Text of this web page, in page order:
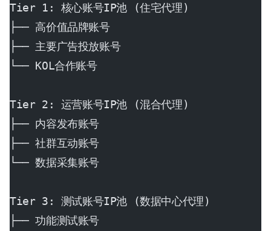
Tier 1: 核心账号IP池 (住宅代理)
├── 高价值品牌账号
├── 主要广告投放账号
└── KOL合作账号
Tier 2: 运营账号IP池 (混合代理)
├── 内容发布账号
├── 社群互动账号
└── 数据采集账号
Tier 3: 测试账号IP池 (数据中心代理)
├── 功能测试账号